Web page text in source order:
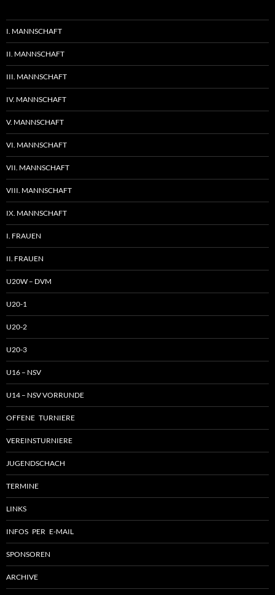
I. MANNSCHAFT
II. MANNSCHAFT
III. MANNSCHAFT
IV. MANNSCHAFT
V. MANNSCHAFT
VI. MANNSCHAFT
VII. MANNSCHAFT
VIII. MANNSCHAFT
IX. MANNSCHAFT
I. FRAUEN
II. FRAUEN
U20W – DVM
U20-1
U20-2
U20-3
U16 – NSV
U14 – NSV VORRUNDE
OFFENE TURNIERE
VEREINSTURNIERE
JUGENDSCHACH
TERMINE
LINKS
INFOS PER E-MAIL
SPONSOREN
ARCHIVE